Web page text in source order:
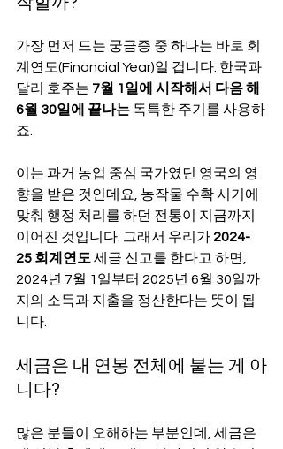
가장 먼저 드는 궁금증 중 하나는 바로 회
계연도(Financial Year)일 겁니다. 한국과
달리 호주는 7월 1일에 시작해서 다음 해
6월 30일에 끝나는 독특한 주기를 사용하
죠.
이는 과거 농업 중심 국가였던 영국의 영
향을 받은 것인데요, 농작물 수확 시기에
맞춰 행정 처리를 하던 전통이 지금까지
이어진 것입니다. 그래서 우리가 2024-
25 회계연도 세금 신고를 한다고 하면,
2024년 7월 1일부터 2025년 6월 30일까
지의 소득과 지출을 정산한다는 뜻이 됩
니다.
세금은 내 연봉 전체에 붙는 게 아
니다?
많은 분들이 오해하는 부분인데, 세금은